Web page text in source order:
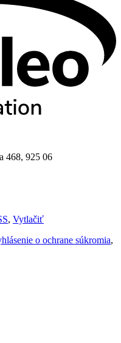
468, 925 06
, Vytlačiť
o ochrane súkromia,